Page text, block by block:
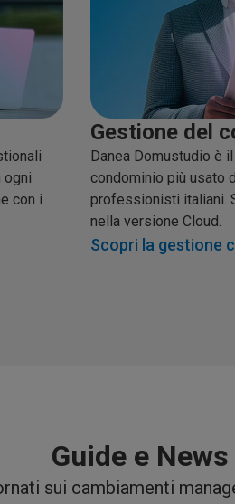
ogni
con i
Gestione del
Danea Domustudio è
condominio più usato
professionisti italiani.
nella versione Cloud.
Scopri la gestione
Guide e
sui cambiamenti